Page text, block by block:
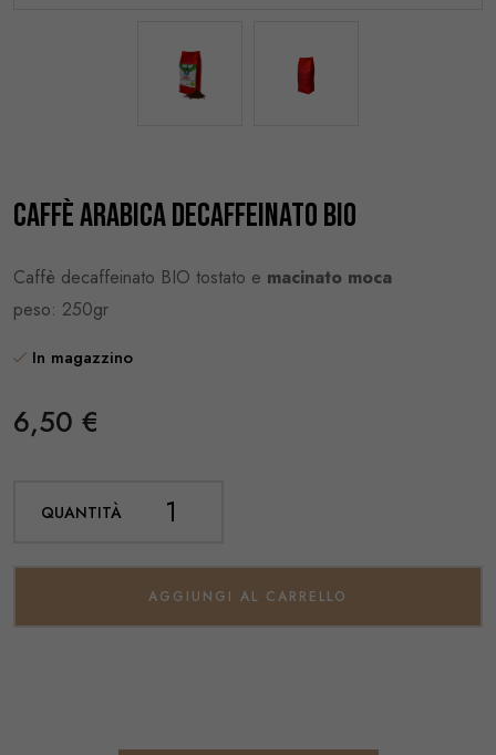
Caffè arabica Decaffeinato Bio
Caffè decaffeinato BIO tostato e macinato moca
peso: 250gr
In magazzino
6,50 €
QUANTITÀ